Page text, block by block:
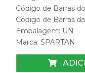
Código de Barras
Código de Barras
Embalagem: UN
Marca: SPARTAN